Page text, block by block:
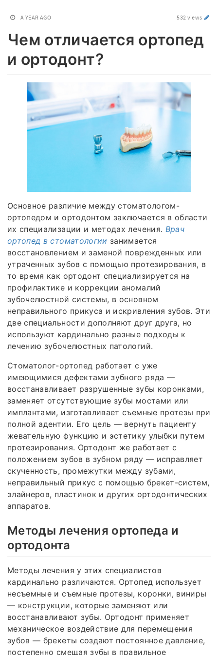
A YEAR AGO 532 views
Чем отличается ортопед
и ортодонт?
Основное различие между стоматологом-
ортопедом и ортодонтом заключается в области
их специализации и методах лечения. Врач
ортопед в стоматологии занимается
восстановлением и заменой поврежденных или
утраченных зубов с помощью протезирования, в
то время как ортодонт специализируется на
профилактике и коррекции аномалий
зубочелюстной системы, в основном
неправильного прикуса и искривления зубов. Эти
две специальности дополняют друг друга, но
используют кардинально разные подходы к
лечению зубочелюстных патологий.
Стоматолог-ортопед работает с уже
имеющимися дефектами зубного ряда —
восстанавливает разрушенные зубы коронками,
заменяет отсутствующие зубы мостами или
имплантами, изготавливает съемные протезы при
полной адентии. Его цель — вернуть пациенту
жевательную функцию и эстетику улыбки путем
протезирования. Ортодонт же работает с
положением зубов в зубном ряду — исправляет
скученность, промежутки между зубами,
неправильный прикус с помощью брекет-систем,
элайнеров, пластинок и других ортодонтических
аппаратов.
Методы лечения ортопеда и
ортодонта
Методы лечения у этих специалистов
кардинально различаются. Ортопед использует
несъемные и съемные протезы, коронки, виниры
— конструкции, которые заменяют или
восстанавливают зубы. Ортодонт применяет
механическое воздействие для перемещения
зубов — брекеты создают постоянное давление,
постепенно смещая зубы в правильное